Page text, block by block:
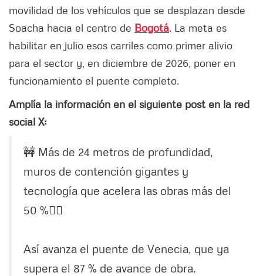
movilidad de los vehículos que se desplazan desde
Soacha hacia el centro de Bogotá. La meta es
habilitar en julio esos carriles como primer alivio
para el sector y, en diciembre de 2026, poner en
funcionamiento el puente completo.
Amplía la información en el siguiente post en la red
social X:
🚧 Más de 24 metros de profundidad,
muros de contención gigantes y
tecnología que acelera las obras más del
50 %👷‍♂️
Así avanza el puente de Venecia, que ya
supera el 87 % de avance de obra.